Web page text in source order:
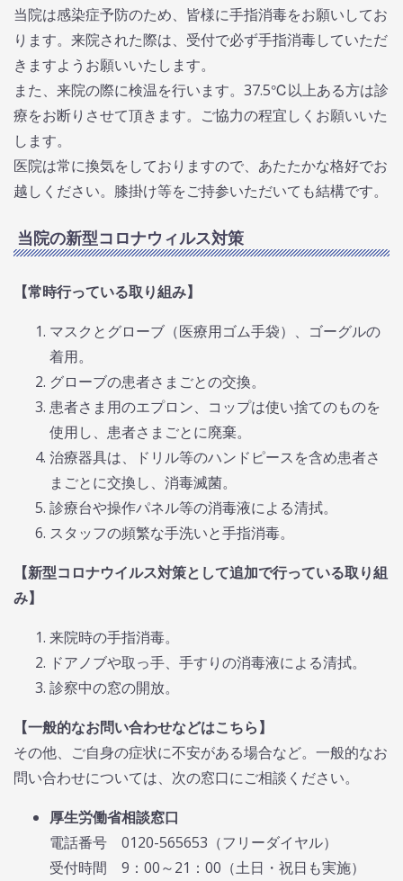
当院は感染症予防のため、皆様に手指消毒をお願いしてお
ります。来院された際は、受付で必ず手指消毒していただ
きますようお願いいたします。
また、来院の際に検温を行います。37.5℃以上ある方は診
療をお断りさせて頂きます。ご協力の程宜しくお願いいた
します。
医院は常に換気をしておりますので、あたたかな格好でお
越しください。膝掛け等をご持参いただいても結構です。
当院の新型コロナウィルス対策
【常時行っている取り組み】
マスクとグローブ（医療用ゴム手袋）、ゴーグルの
着用。
グローブの患者さまごとの交換。
患者さま用のエプロン、コップは使い捨てのものを
使用し、患者さまごとに廃棄。
治療器具は、ドリル等のハンドピースを含め患者さ
まごとに交換し、消毒滅菌。
診療台や操作パネル等の消毒液による清拭。
スタッフの頻繁な手洗いと手指消毒。
【新型コロナウイルス対策として追加で行っている取り組
み】
来院時の手指消毒。
ドアノブや取っ手、手すりの消毒液による清拭。
診察中の窓の開放。
【一般的なお問い合わせなどはこちら】
その他、ご自身の症状に不安がある場合など。一般的なお
問い合わせについては、次の窓口にご相談ください。
厚生労働省相談窓口
電話番号 0120-565653（フリーダイヤル）
受付時間 9：00～21：00（土日・祝日も実施）